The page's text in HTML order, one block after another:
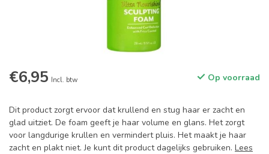
€6,95 Incl. btw Op voorraad
Dit product zorgt ervoor dat krullend en stug haar er zacht en
glad uitziet. De foam geeft je haar volume en glans. Het zorgt
voor langdurige krullen en vermindert pluis. Het maakt je haar
zacht en plakt niet. Je kunt dit product dagelijks gebruiken. Lees